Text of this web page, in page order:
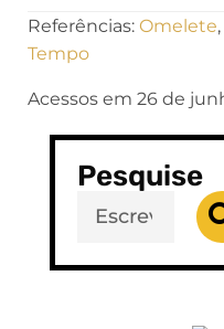
Referências: Omelete,
Tempo
Acessos em 26 de
Pesquise